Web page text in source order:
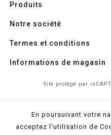
Produits
Notre société
Termes et conditions
Informations de magasin
Site protégé par
© 2026 -
En poursuivant votre
acceptez l'utilisation de